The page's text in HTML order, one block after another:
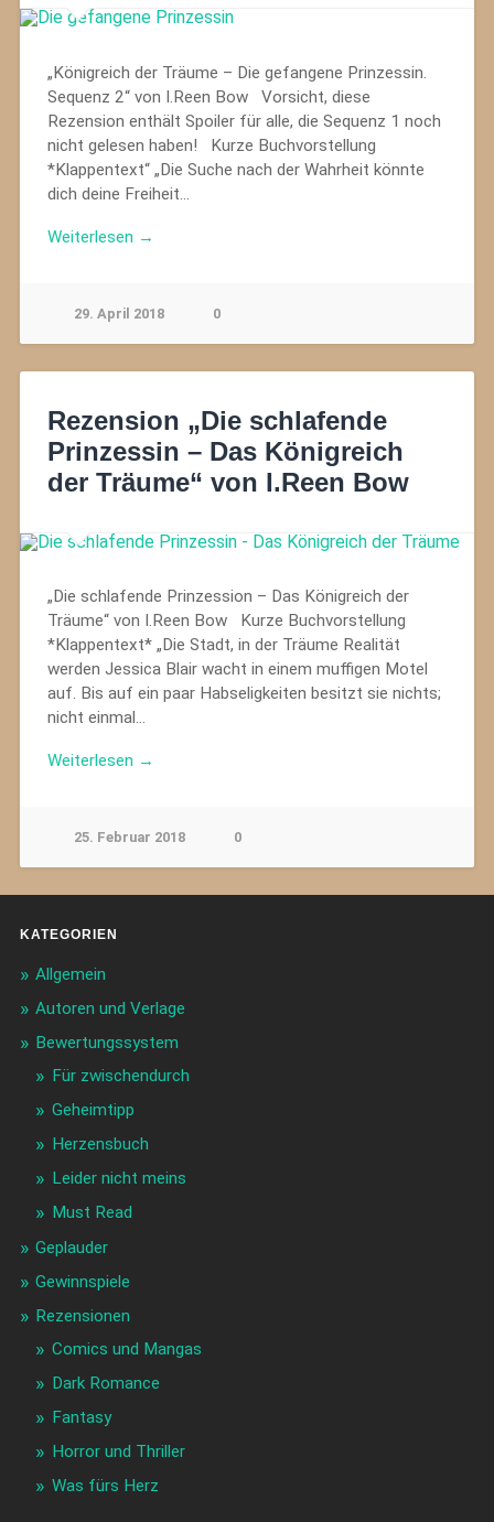
„Königreich der Träume – Die gefangene Prinzessin.
Sequenz 2“ von I.Reen Bow Vorsicht, diese
Rezension enthält Spoiler für alle, die Sequenz 1 noch
nicht gelesen haben! Kurze Buchvorstellung
*Klappentext“ „Die Suche nach der Wahrheit könnte
dich deine Freiheit…
Weiterlesen →
29. April 2018 0
Rezension „Die schlafende
Prinzessin – Das Königreich
der Träume“ von I.Reen Bow
„Die schlafende Prinzession – Das Königreich der
Träume“ von I.Reen Bow Kurze Buchvorstellung
*Klappentext* „Die Stadt, in der Träume Realität
werden Jessica Blair wacht in einem muffigen Motel
auf. Bis auf ein paar Habseligkeiten besitzt sie nichts;
nicht einmal…
Weiterlesen →
25. Februar 2018 0
KATEGORIEN
Allgemein
Autoren und Verlage
Bewertungssystem
Für zwischendurch
Geheimtipp
Herzensbuch
Leider nicht meins
Must Read
Geplauder
Gewinnspiele
Rezensionen
Comics und Mangas
Dark Romance
Fantasy
Horror und Thriller
Was fürs Herz